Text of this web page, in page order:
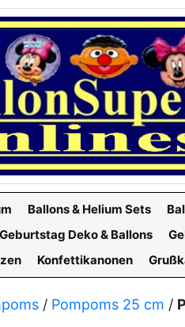
Ballons & Helium Sets
Geburtstag Deko & Ballons
Konfettikanonen
/ Pompoms 25 cm /